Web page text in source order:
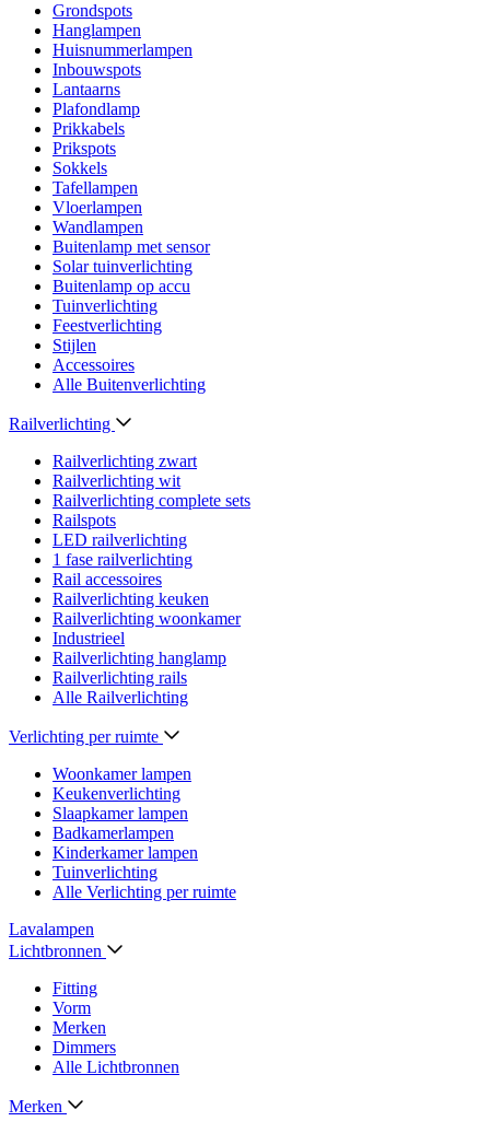
Grondspots
Hanglampen
Huisnummerlampen
Inbouwspots
Lantaarns
Plafondlamp
Prikkabels
Prikspots
Sokkels
Tafellampen
Vloerlampen
Wandlampen
Buitenlamp met sensor
Solar tuinverlichting
Buitenlamp op accu
Tuinverlichting
Feestverlichting
Stijlen
Accessoires
Alle Buitenverlichting
Railverlichting
Railverlichting zwart
Railverlichting wit
Railverlichting complete sets
Railspots
LED railverlichting
1 fase railverlichting
Rail accessoires
Railverlichting keuken
Railverlichting woonkamer
Industrieel
Railverlichting hanglamp
Railverlichting rails
Alle Railverlichting
Verlichting per ruimte
Woonkamer lampen
Keukenverlichting
Slaapkamer lampen
Badkamerlampen
Kinderkamer lampen
Tuinverlichting
Alle Verlichting per ruimte
Lavalampen
Lichtbronnen
Fitting
Vorm
Merken
Dimmers
Alle Lichtbronnen
Merken